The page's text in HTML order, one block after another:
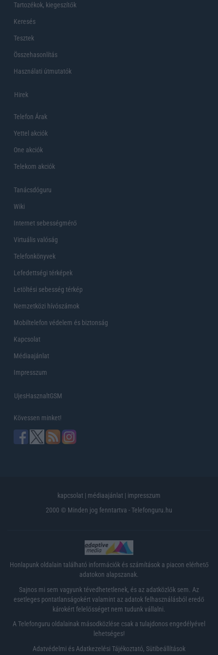
Tartozékok, kiegeszítők
Keresés
Tesztek
Összehasonlítás
Használati útmutatók
Hirek
Telefon Árak
Yettel akciók
One akciók
Telekom akciók
Tanácsdóguru
Wiki
Internet sebességmérő
Virtuális valóság
Telefonkönyvek
Lefedettségi térképek
Letöltési sebesség térkép
Nemzetközi hívószámok
Mobiltelefon védelem és biztonság
Kapcsolat
Médiaajánlat
Impresszum
UjesHasznaltGSM
Kövessen minket!
kapcsolat | médiaajánlat | impresszum
2000 © Minden jog fenntartva - Telefonguru.hu
Honlapunk oldalain található információk és számítások a piacon elérhető
adatokon alapszanak.
Sajnos mi sem vagyunk tévedhetetlenek, és az adatközlők sem. Az
esetleges pontatlanságokért valamint az adatok felhasználásból eredő
károkért felelősséget nem tudunk vállalni.
A Telefonguru oldalainak másodközlése csak a tulajdonos engedélyével
lehetséges!
Adatvédelmi és Adatkezelési Tájékoztató, Sütibeállítások